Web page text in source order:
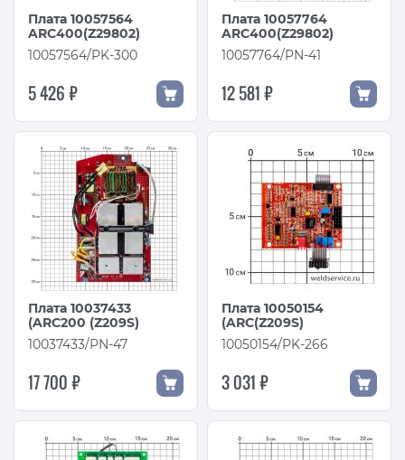
Плата 10057564
ARC400(Z29802)
10057564/PK-300
5 426 ₽
Плата 10057764
ARC400(Z29802)
10057764/PN-41
12 581 ₽
Плата 10037433
(ARC200 (Z209S)
10037433/PN-47
17 700 ₽
Плата 10050154
(ARC(Z209S)
10050154/PK-266
3 031 ₽